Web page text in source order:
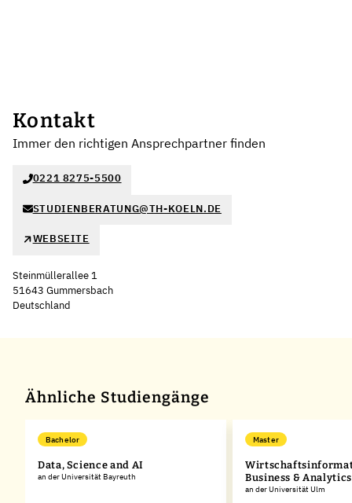
Kontakt
Immer den richtigen Ansprechpartner finden
0221 8275-5500
STUDIENBERATUNG@TH-KOELN.DE
WEBSEITE
Steinmüllerallee 1
51643 Gummersbach
Deutschland
Ähnliche Studiengänge
Bachelor
Data, Science and AI
an der Universität Bayreuth
Master
Business &
an der Universität Ulm